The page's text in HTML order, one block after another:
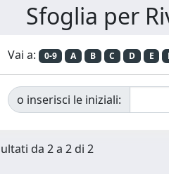
Sfoglia per
Vai a: 0-9 A B C D E
o inserisci le iniziali:
da 2 a 2 di 2